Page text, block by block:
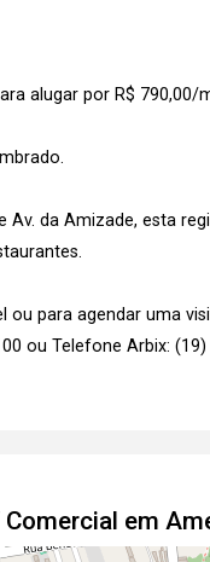
alugar por R$ 790,00/
Av. da Amizade, esta
ou para agendar uma
ou Telefone Arbix:
em